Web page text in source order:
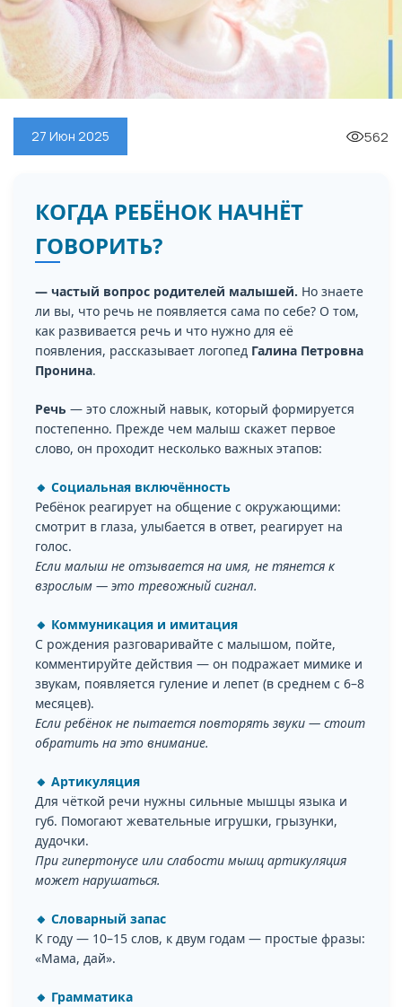
27 Июн 2025 562
КОГДА РЕБЁНОК НАЧНЁТ
ГОВОРИТЬ?
— частый вопрос родителей малышей. Но знаете
ли вы, что речь не появляется сама по себе? О том,
как развивается речь и что нужно для её
появления, рассказывает логопед Галина Петровна
Пронина.
Речь — это сложный навык, который формируется
постепенно. Прежде чем малыш скажет первое
слово, он проходит несколько важных этапов:
🔸 Социальная включённость
Ребёнок реагирует на общение с окружающими:
смотрит в глаза, улыбается в ответ, реагирует на
голос.
Если малыш не отзывается на имя, не тянется к
взрослым — это тревожный сигнал.
🔸 Коммуникация и имитация
С рождения разговаривайте с малышом, пойте,
комментируйте действия — он подражает мимике и
звукам, появляется гуление и лепет (в среднем с 6–8
месяцев).
Если ребёнок не пытается повторять звуки — стоит
обратить на это внимание.
🔸 Артикуляция
Для чёткой речи нужны сильные мышцы языка и
губ. Помогают жевательные игрушки, грызунки,
дудочки.
При гипертонусе или слабости мышц артикуляция
может нарушаться.
🔸 Словарный запас
К году — 10–15 слов, к двум годам — простые фразы:
«Мама, дай».
🔸 Грамматика